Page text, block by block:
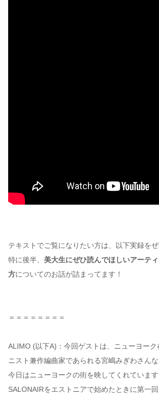
テキストでご覧になりたい方は、以下実録をぜ
特に後半、 美大生にぜひ読んでほしいアーテ
方についてのお話が詰まってます！
＝＝＝＝＝＝＝＝
ALIMO (以下A)：今回ゲストは、ニューヨー
ニスト兼作編曲家であられる宮嶋みぎわさんな
今日はニューヨークの街を映してくれています
SALONAIRをエストニアで始めたときに第一